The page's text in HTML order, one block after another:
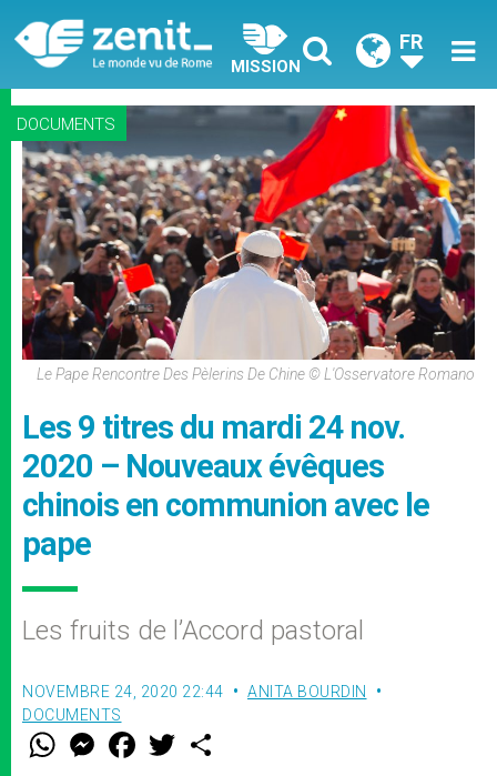
MISSION
FR
DOCUMENTS
Le Pape Rencontre Des Pèlerins De Chine © L'Osservatore Romano
Les 9 titres du mardi 24 nov.
2020 – Nouveaux évêques
chinois en communion avec le
pape
Les fruits de l’Accord pastoral
NOVEMBRE 24, 2020 22:44
ANITA BOURDIN
DOCUMENTS
W M
e
F
a w